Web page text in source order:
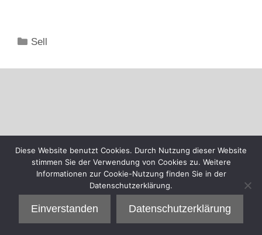
Kategorien
Sell
Diese Website benutzt Cookies. Durch Nutzung dieser Website
stimmen Sie der Verwendung von Cookies zu. Weitere
Informationen zur Cookie-Nutzung finden Sie in der
Datenschutzerklärung.
Einverstanden Datenschutzerklärung